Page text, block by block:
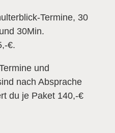
Termine, 30
30Min.
€.
und
nach Absprache
du je Paket 140,-€